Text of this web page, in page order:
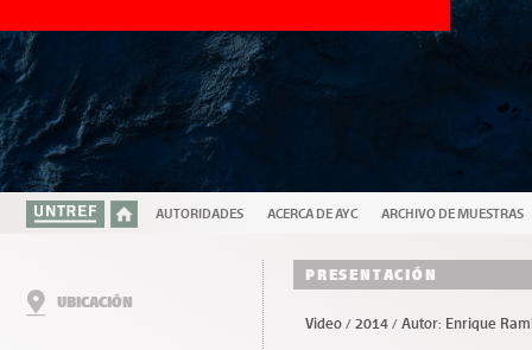
AUTORIDADES ACERCA DE AYC ARCHIVO DE MUESTRAS
UBICACIÓN
PRESENTACIÓN
Video / 2014 / Autor: Enrique